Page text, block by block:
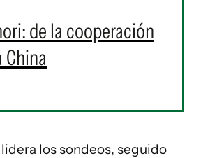
de la cooperación
lidera los sondeos, seguido